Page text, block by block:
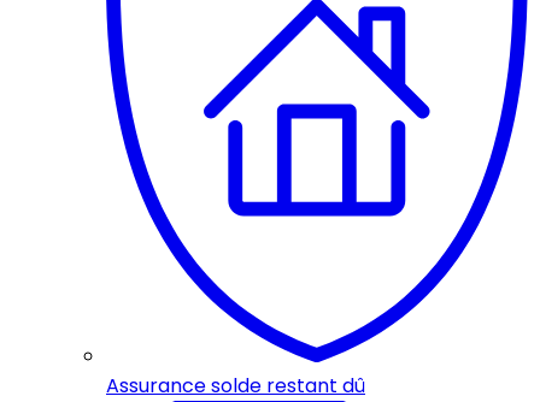
Assurance solde restant dû